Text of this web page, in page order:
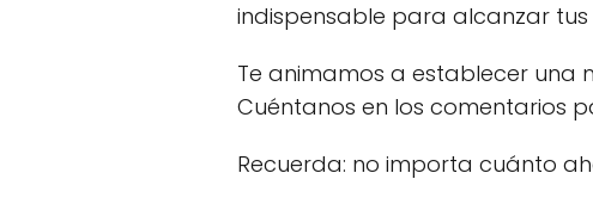
indispensable para alcanzar tus
Te animamos a establecer una
Cuéntanos en los comentarios
Recuerda: no importa cuánto